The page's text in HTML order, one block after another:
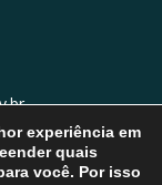
experiência em
quais
você. Por isso